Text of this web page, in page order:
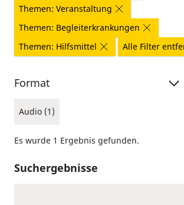
Themen: Veranstaltung
Themen: Begleiterkrankungen
Themen: Hilfsmittel
Alle Filter
Format
Audio (1)
Es wurde 1 Ergebnis gefunden.
Suchergebnisse